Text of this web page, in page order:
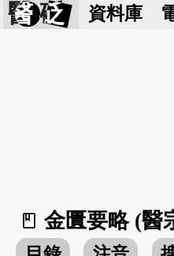
醫 砭 資料庫
book_2
金匱要略 (醫